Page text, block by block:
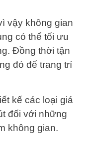
vậy không gian
có thể tối ưu
Đồng thời tận
đó để trang trí
kế các loại giá
đối với những
không gian.